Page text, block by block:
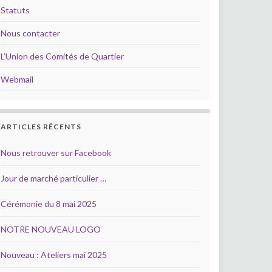
Statuts
Nous contacter
L’Union des Comités de Quartier
Webmail
ARTICLES RÉCENTS
Nous retrouver sur Facebook
Jour de marché particulier …
Cérémonie du 8 mai 2025
NOTRE NOUVEAU LOGO
Nouveau : Ateliers mai 2025